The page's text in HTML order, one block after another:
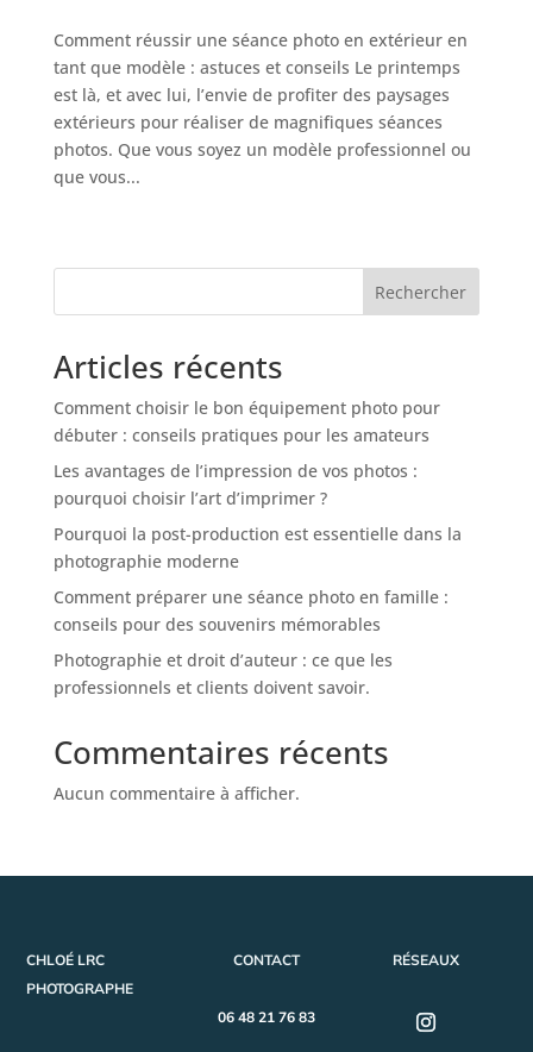
Comment réussir une séance photo en extérieur en
tant que modèle : astuces et conseils Le printemps
est là, et avec lui, l’envie de profiter des paysages
extérieurs pour réaliser de magnifiques séances
photos. Que vous soyez un modèle professionnel ou
que vous...
Rechercher
Articles récents
Comment choisir le bon équipement photo pour
débuter : conseils pratiques pour les amateurs
Les avantages de l’impression de vos photos :
pourquoi choisir l’art d’imprimer ?
Pourquoi la post-production est essentielle dans la
photographie moderne
Comment préparer une séance photo en famille :
conseils pour des souvenirs mémorables
Photographie et droit d’auteur : ce que les
professionnels et clients doivent savoir.
Commentaires récents
Aucun commentaire à afficher.
CHLOÉ LRC
PHOTOGRAPHE
CONTACT
06 48 21 76 83
RÉSEAUX